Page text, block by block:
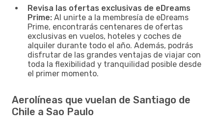
Revisa las ofertas exclusivas de eDreams
Prime: Al unirte a la membresía de eDreams
Prime, encontrarás centenares de ofertas
exclusivas en vuelos, hoteles y coches de
alquiler durante todo el año. Además, podrás
disfrutar de las grandes ventajas de viajar con
toda la flexibilidad y tranquilidad posible desde
el primer momento.
Aerolíneas que vuelan de Santiago de
Chile a Sao Paulo